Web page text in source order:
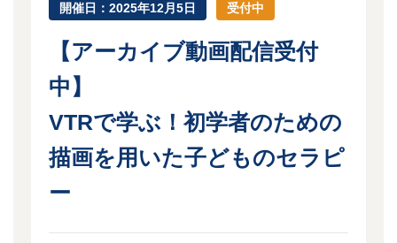
開催日：2025年12月5日 受付中
【アーカイブ動画配信受付
中】
VTRで学ぶ！初学者のための
描画を用いた子どものセラピ
ー